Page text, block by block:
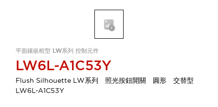
平面鑲嵌框型 LW系列 控制元件
LW6L-A1C53Y
Flush Silhouette LW系列 照光按鈕開關 圓形 交替型
LW6L-A1C53Y